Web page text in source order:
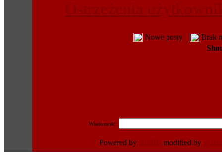
Ostrzeżenia
Nowe posty
Brak
Wiadomość:
Powered by phpBB modified by